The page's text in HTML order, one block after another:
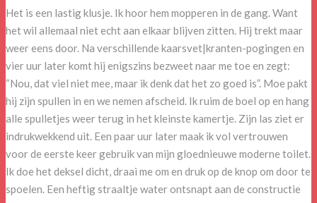
Het is een lastig klusje. Ik hoor hem mopperen in de gang. Want
het wil allemaal niet echt aan elkaar blijven zitten. Hij trekt maar
weer eens door. Na verschillende kaarsvet|kranten-pogingen en
vier uur later komt hij enigszins bezweet naar me toe en zegt:
“Nou, dat viel niet mee, maar ik denk dat het zo goed is”. Moe pakt
hij zijn spullen in en we nemen afscheid. Ik ruim de boel op en hang
alle spulletjes weer terug in het kleinste kamertje. Zijn las ziet er
indrukwekkend uit. Een paar uur later maak ik vol vertrouwen
voor de eerste keer gebruik van mijn gloednieuwe moderne toilet.
Ik doe het deksel dicht, draai me om en druk op de knop om door te
spoelen. Een heftig straaltje water ontsnapt aan de constructie